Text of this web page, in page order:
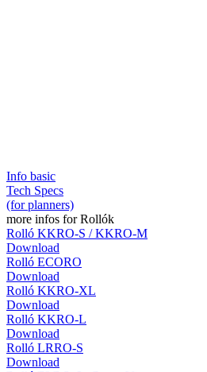
Info basic
Tech Specs
(for planners)
more infos forRollók
Rolló KKRO-S / KKRO-M
Download
Rolló ECORO
Download
Rolló KKRO-XL
Download
Rolló KKRO-L
Download
Rolló LRRO-S
Download